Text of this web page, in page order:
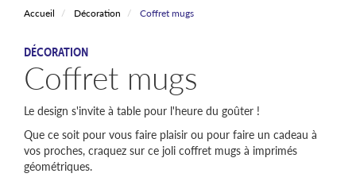
Accueil Décoration Coffret mugs
CATÉGORIE
DÉCORATION
Coffret mugs
Le design s'invite à table pour l'heure du goûter !
Que ce soit pour vous faire plaisir ou pour faire un cadeau à
vos proches, craquez sur ce joli coffret mugs à imprimés
géométriques.